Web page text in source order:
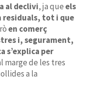
al declivi, ja queels
residuals, tot i que
en comerç
i, segurament,
s’explica per
marge de les tres
a la